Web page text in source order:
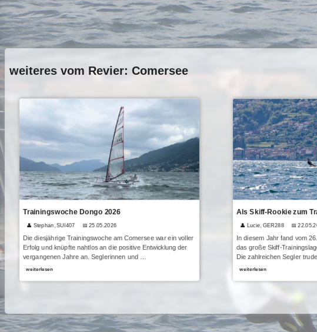
weiteres vom Revier: Comersee
Trainingswoche Dongo 2026
👤 Stephan, SUI407 📅 25.05.2026
Die diesjährige Trainingswoche am Comersee war ein voller
Erfolg und knüpfte nahtlos an die positive Entwicklung der
vergangenen Jahre an. Seglerinnen und …
weiterlesen
Als Skiff-Rookie zum
👤 Lucie, GER288 📅
In diesem Jahr fand vom
das große Skiff-
Die zahlreichen Segler
weiterlesen